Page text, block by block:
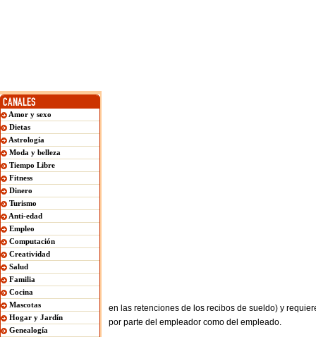
Amor y sexo
Dietas
Astrología
Moda y belleza
Tiempo Libre
Fitness
Dinero
Turismo
Anti-edad
Empleo
Computación
Creatividad
Salud
Familia
Cocina
Mascotas
Hogar y Jardín
Genealogía
en las retenciones de los recibos de sueldo) y
por parte del empleador como del empleado.